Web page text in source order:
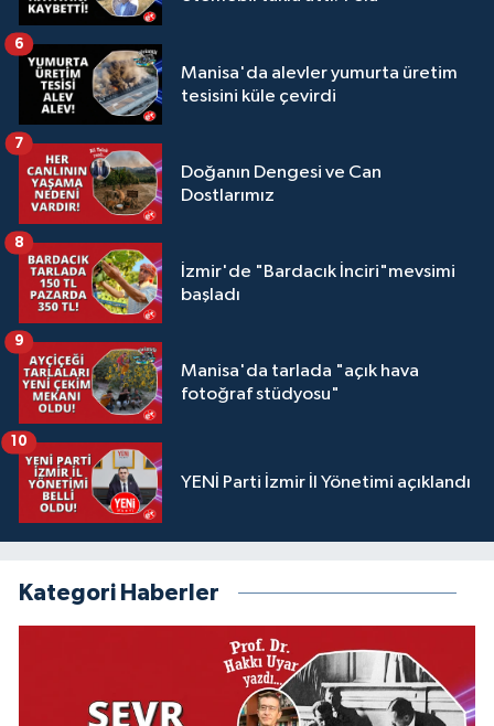
Manisa'da alevler yumurta üretim
tesisini küle çevirdi
6
Doğanın Dengesi ve Can
Dostlarımız
7
İzmir'de "Bardacık İnciri"mevsimi
başladı
8
Manisa'da tarlada "açık hava
fotoğraf stüdyosu"
9
YENİ Parti İzmir İl Yönetimi açıklandı
10
Kategori Haberler